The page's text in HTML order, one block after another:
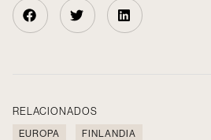
RELACIONADOS
EUROPA FINLANDIA